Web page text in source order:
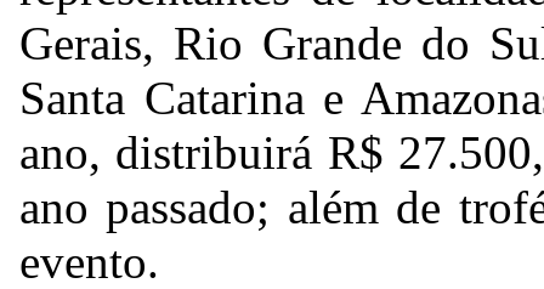
Gerais, Rio Grande do
Santa Catarina e
ano, distribuirá R$
ano passado; além de
evento.